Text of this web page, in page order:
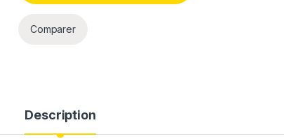
Comparer
Description